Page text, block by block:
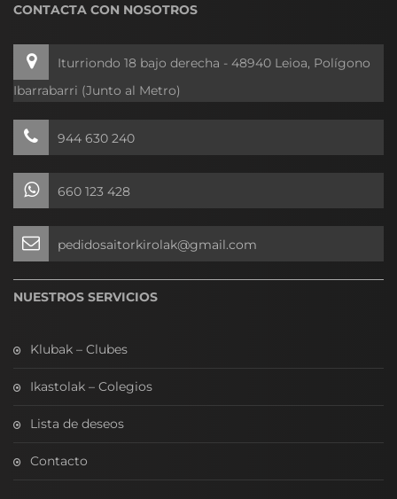
CONTACTA CON NOSOTROS
Iturriondo 18 bajo derecha - 48940 Leioa, Polígono
Ibarrabarri (Junto al Metro)
944 630 240
660 123 428
pedidosaitorkirolak@gmail.com
NUESTROS SERVICIOS
Klubak – Clubes
Ikastolak – Colegios
Lista de deseos
Contacto